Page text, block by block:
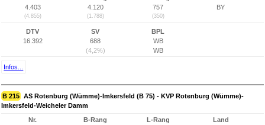
4.403
(4.855)
4.120
(1.788)
757
(350)
BY
DTV
16.392
SV
688
(4,2%)
BPL
WB
WB
Infos...
B 215 AS Rotenburg (Wümme)-Imkersfeld (B 75) - KVP Rotenburg (Wümme)-
Imkersfeld-Weicheler Damm
Nr.
B-Rang
L-Rang
Land